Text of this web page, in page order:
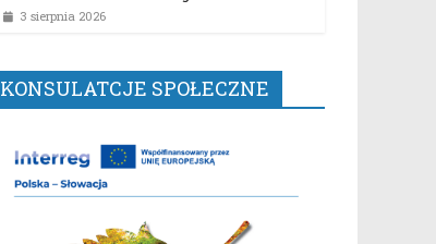
3 sierpnia 2026
KONSULATCJE SPOŁECZNE